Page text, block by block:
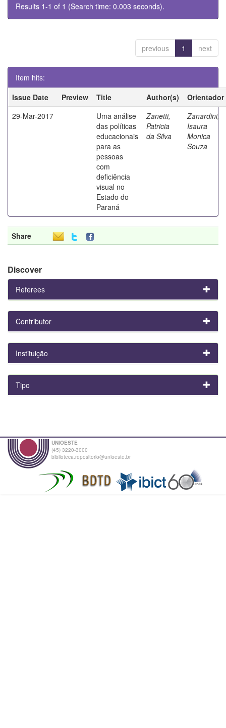
Results 1-1 of 1 (Search time: 0.003 seconds).
previous 1 next
Item hits:
Issue Date
Preview Title Author(s)
Orientador
29-Mar-2017
Uma análise
das políticas
educacionais
para as
pessoas
com
deficiência
visual no
Estado do
Paraná
Zanetti,
Patricia
da Silva
Zanardini,
Isaura
Monica
Souza
Share
Discover
Referees
Contributor
Instituição
Tipo
UNIOESTE
(45) 3220-3000
biblioteca.repositorio@unioeste.br